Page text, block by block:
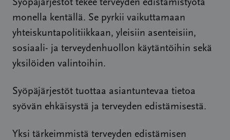
Syöpäjärjestöt tekee terveyden edistämistyötä
monella kentällä. Se pyrkii vaikuttamaan
yhteiskuntapolitiikkaan, yleisiin asenteisiin,
sosiaali- ja terveydenhuollon käytäntöihin sekä
yksilöiden valintoihin.
Syöpäjärjestöt tuottaa asiantuntevaa tietoa
syövän ehkäisystä ja terveyden edistämisestä.
Yksi tärkeimmistä terveyden edistämisen